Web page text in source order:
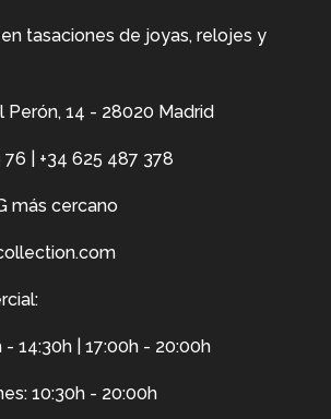
tasaciones de joyas, relojes y
Perón, 14 - 28020 Madrid
76 +34 625 487 378
más cercano
- 14:30h | 17:00h - 20:00h
10:30h - 20:00h